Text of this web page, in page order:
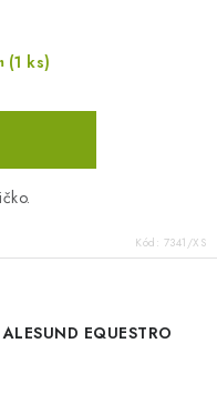
(1 ks)
Kód: 7341/XS
EQUESTRO